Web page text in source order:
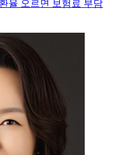
율 오르면 보험료 부담